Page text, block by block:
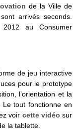
de la Ville de
arrivés seconds.
au Consumer
de jeu interactive
pour le prototype
l’orientation et la
Le tout fonctionne en
voir cette vidéo sur
la tablette.